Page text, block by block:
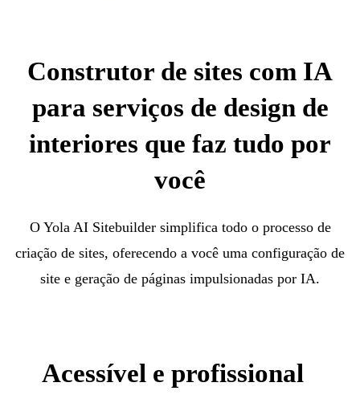
Construtor de sites com IA
para serviços de design de
interiores que faz tudo por
você
O Yola AI Sitebuilder simplifica todo o processo de
criação de sites, oferecendo a você uma configuração de
site e geração de páginas impulsionadas por IA.
Acessível e profissional